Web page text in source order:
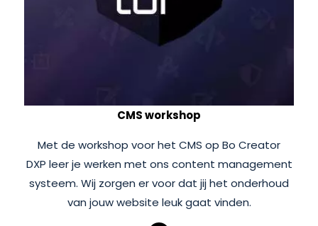
Image CMS workshop
CMS workshop
Met de workshop voor het CMS op Bo Creator
DXP leer je werken met ons content management
systeem. Wij zorgen er voor dat jij het onderhoud
van jouw website leuk gaat vinden.